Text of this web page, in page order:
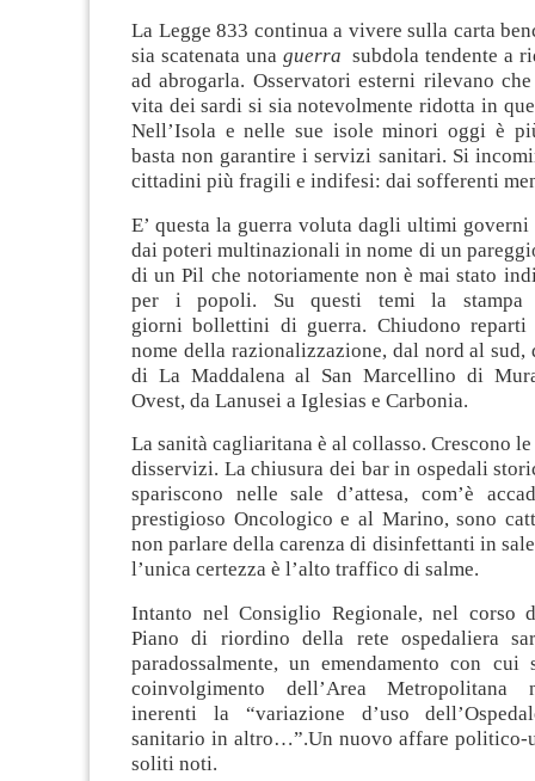
La Legge 833 continua a vivere sulla carta
sia scatenata una guerra subdola tendente a
ad abrogarla. Osservatori esterni rilevano
vita dei sardi si sia notevolmente ridotta in
Nell’Isola e nelle sue isole minori oggi è
basta non garantire i servizi sanitari. Si
cittadini più fragili e indifesi: dai sofferenti
E’ questa la guerra voluta dagli ultimi
dai poteri multinazionali in nome di un
di un Pil che notoriamente non è mai stato
per i popoli. Su questi temi la
giorni bollettini di guerra. Chiudono reparti
nome della razionalizzazione, dal nord al sud,
di La Maddalena al San Marcellino di
Ovest, da Lanusei a Iglesias e Carbonia.
La sanità cagliaritana è al collasso. Crescono le
disservizi. La chiusura dei bar in ospedali
spariscono nelle sale d’attesa, com’è
prestigioso Oncologico e al Marino, sono
non parlare della carenza di disinfettanti in
l’unica certezza è l’alto traffico di salme.
Intanto nel Consiglio Regionale, nel corso
Piano di riordino della rete ospedaliera
paradossalmente, un emendamento con
coinvolgimento dell’Area Metropolitana
inerenti la “variazione d’uso
sanitario in altro…”.Un nuovo affare politico-
soliti noti.